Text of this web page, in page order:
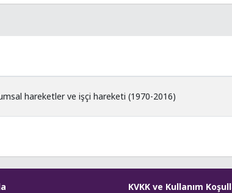
hareketler ve işçi hareketi (1970-2016)
KVKK ve Kullanım